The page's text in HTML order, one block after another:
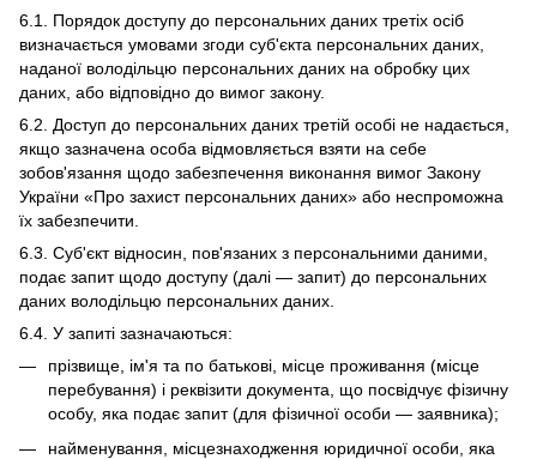
6.1. Порядок доступу до персональних даних третіх осіб
визначається умовами згоди суб'єкта персональних даних,
наданої володільцю персональних даних на обробку цих
даних, або відповідно до вимог закону.
6.2. Доступ до персональних даних третій особі не надається,
якщо зазначена особа відмовляється взяти на себе
зобов'язання щодо забезпечення виконання вимог Закону
України «Про захист персональних даних» або неспроможна
їх забезпечити.
6.3. Суб'єкт відносин, пов'язаних з персональними даними,
подає запит щодо доступу (далі — запит) до персональних
даних володільцю персональних даних.
6.4. У запиті зазначаються:
прізвище, ім'я та по батькові, місце проживання (місце
перебування) і реквізити документа, що посвідчує фізичну
особу, яка подає запит (для фізичної особи — заявника);
найменування, місцезнаходження юридичної особи, яка